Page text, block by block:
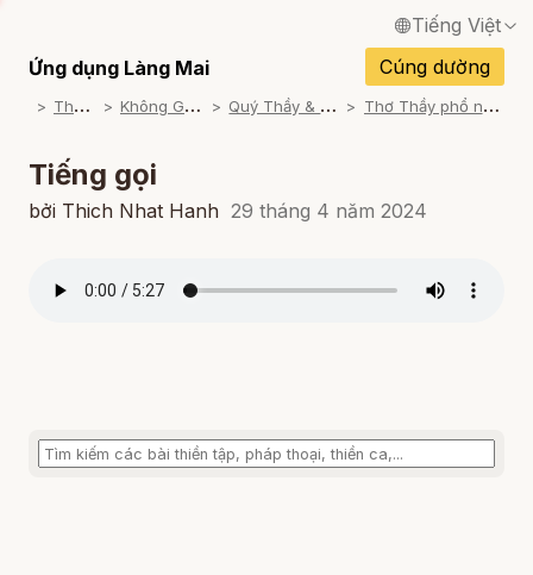
Tiếng Việt
English / Tiếng Anh
Français / Tiếng Pháp
Deutsch / Tiếng Đức
Português / Tiếng Bồ Đào Nha
Ứng dụng Làng Mai
Cúng dường
T
ham khảo K
hông Gian Thiền Ca Q
uý Thầy & Sư cô trình bày T
hơ Thầy phổ nhạc từ các Học trò
Tiếng gọi
bởi Thich Nhat Hanh 29 tháng 4 năm 2024